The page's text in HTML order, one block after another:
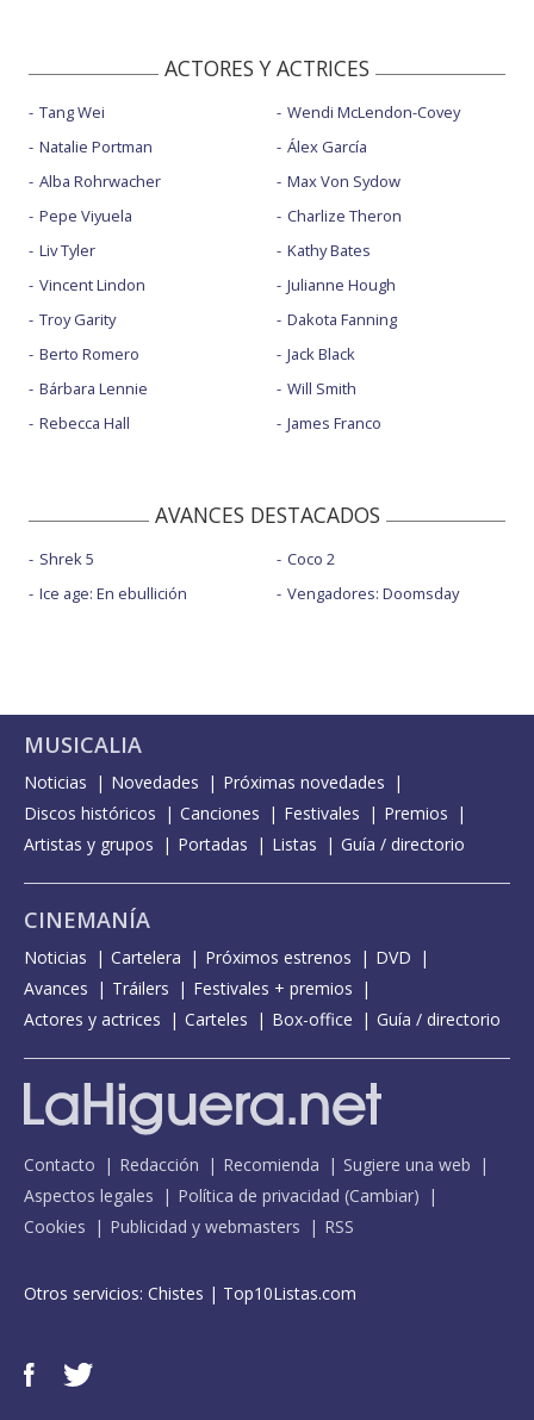
ACTORES Y ACTRICES
Tang Wei
Natalie Portman
Alba Rohrwacher
Pepe Viyuela
Liv Tyler
Vincent Lindon
Troy Garity
Berto Romero
Bárbara Lennie
Rebecca Hall
Wendi McLendon-Covey
Álex García
Max Von Sydow
Charlize Theron
Kathy Bates
Julianne Hough
Dakota Fanning
Jack Black
Will Smith
James Franco
AVANCES DESTACADOS
Shrek 5
Ice age: En ebullición
Coco 2
Vengadores: Doomsday
MUSICALIA
Noticias Novedades
Próximas novedades
Discos históricos
Canciones Festivales
Premios
Artistas y grupos
Portadas Listas Guía / directorio
CINEMANÍA
Noticias Cartelera Próximos estrenos
DVD
Avances
Tráilers
Festivales + premios
Actores y actrices
Carteles Box-office Guía / directorio
Contacto Redacción Recomienda
Sugiere una web
Aspectos legales
Política de privacidad (Cambiar)
Cookies
Publicidad y webmasters RSS
Otros servicios: Chistes | Top10Listas.com